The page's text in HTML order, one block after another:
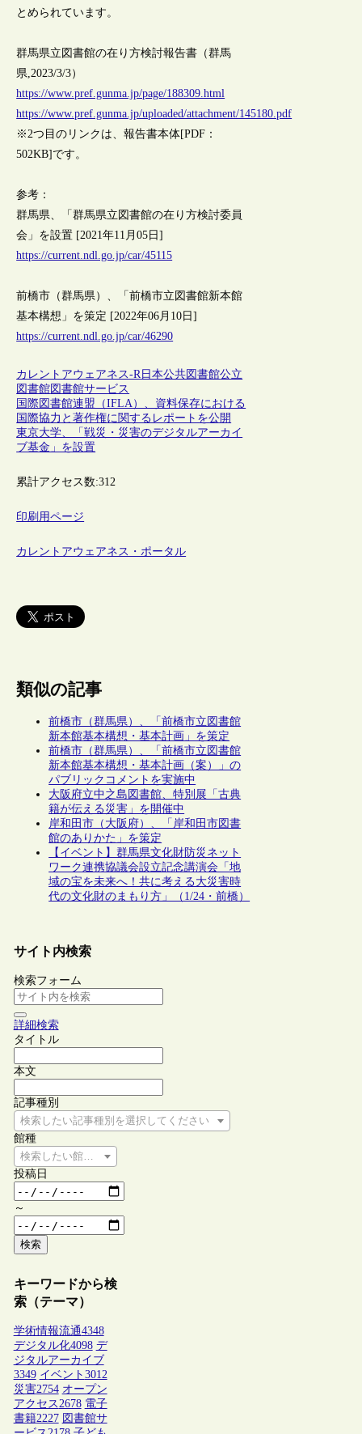
とめられています。
群馬県立図書館の在り方検討報告書（群馬
県,2023/3/3）
https://www.pref.gunma.jp/page/188309.html
https://www.pref.gunma.jp/uploaded/attachment/145180.pdf
※2つ目のリンクは、報告書本体[PDF：
502KB]です。
参考：
群馬県、「群馬県立図書館の在り方検討委員
会」を設置 [2021年11月05日]
https://current.ndl.go.jp/car/45115
前橋市（群馬県）、「前橋市立図書館新本館
基本構想」を策定 [2022年06月10日]
https://current.ndl.go.jp/car/46290
カレントアウェアネス-R 日本公共図書館公立
図書館図書館サービス
国際図書館連盟（IFLA）、資料保存における
国際協力と著作権に関するレポートを公開
東京大学、「戦災・災害のデジタルアーカイ
ブ基金」を設置
累計アクセス数:312
印刷用ページ
カレントアウェアネス・ポータル
類似の記事
前橋市（群馬県）、「前橋市立図書館
新本館基本構想・基本計画」を策定
前橋市（群馬県）、「前橋市立図書館
新本館基本構想・基本計画（案）」の
パブリックコメントを実施中
大阪府立中之島図書館、特別展「古典
籍が伝える災害」を開催中
岸和田市（大阪府）、「岸和田市図書
館のありかた」を策定
【イベント】群馬県文化財防災ネット
ワーク連携協議会設立記念講演会「地
域の宝を未来へ！共に考える大災害時
代の文化財のまもり方」（1/24・前橋）
サイト内検索
検索フォーム
詳細検索
タイトル
本文
記事種別
検索したい記事種別を選択してください
館種
検索したい館種を選択してください
投稿日
～
検索
キーワードから検
索（テーマ）
学術情報流通4348
デジタル化4098 デ
ジタルアーカイブ
3349 イベント 3012
災害2754 オープン
アクセス2678 電子
書籍2227 図書館サ